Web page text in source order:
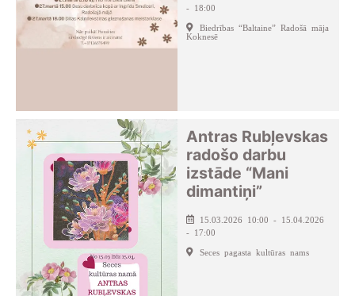
- 18:00
Biedrības “Baltaine” Radošā māja
Koknesē
Antras Rubļevskas
radošo darbu
izstāde “Mani
dimantiņi”
15.03.2026 10:00 - 15.04.2026
- 17:00
Seces pagasta kultūras nams